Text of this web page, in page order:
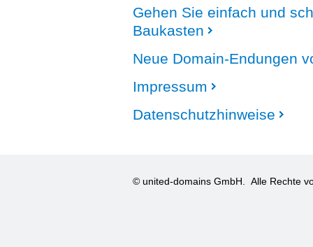
Gehen Sie einfach und
Baukasten
Neue Domain-Endungen
Impressum
Datenschutzhinweise
© united-domains GmbH. Alle Rechte